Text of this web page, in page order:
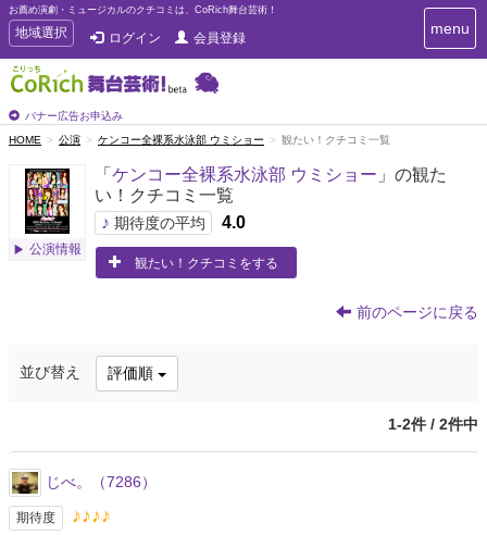
お薦め演劇・ミュージカルのクチコミは、CoRich舞台芸術！
T
o
g
g
e
n
t
地域選択 ログイン 会員登録
バナー広告お申込み
T
o
a
i
menu
HOME 公演 ケンコー全裸系水泳部 ウミショー 観たい！クチコミ一覧
公演情報
「 ケンコー全裸系水泳部 ウミショー 」の観た
い！クチコミ一覧
♪ 期待度の平均 4.0
観たい！クチコミをする
前のページに戻る
並び替え 評価順
1-2件 / 2件中
じべ。（7286）
期待度 ♪♪♪♪